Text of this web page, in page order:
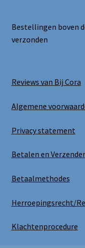
Bestellingen boven
verzonden
Reviews van Bij Cora
Algemene
Privacy statement
Betalen en
Betaalmethodes
Herroepingsrecht/
Klachtenprocedure